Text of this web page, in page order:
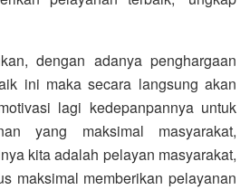
dengan adanya penghargaan
ini maka secara langsung akan
lagi kedepanpannya untuk
yang maksimal masyarakat,
kita adalah pelayan masyarakat,
maksimal memberikan pelayanan